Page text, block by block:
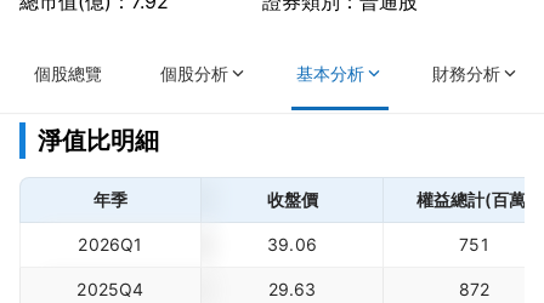
個股總覽 個股分析 基本分析 財務分析
淨值比明細
年季 收盤價 權益總計(百萬)
2026Q1 39.06 751
2025Q4 29.63 872